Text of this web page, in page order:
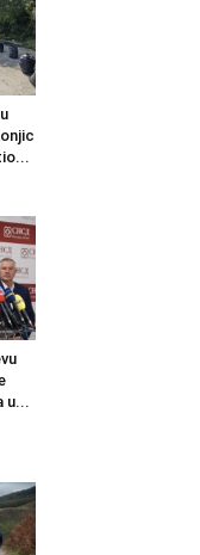
u...